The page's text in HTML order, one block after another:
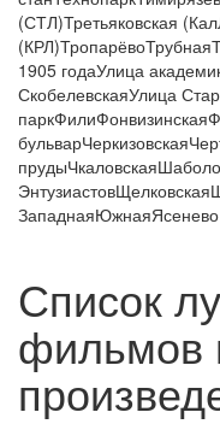
(СТЛ)Третьяковская
(КРЛ)ТропарёвоТрубная
1905 годаУлица
СкобелевскаяУлица
паркФилиФонвизинская
бульварЧеркизовская
прудыЧкаловская
ЭнтузиастовЩелковская
ЗападнаяЮжнаяЯсенево
Список
фильмов